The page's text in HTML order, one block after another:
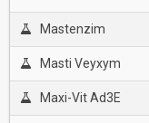
Mastenzim
Masti Veyxym
Maxi-Vit Ad3E